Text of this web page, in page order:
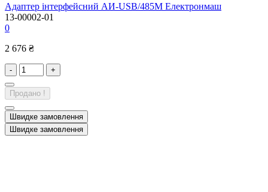
Адаптер інтерфейсний АИ-USB/485M Електронмаш
13-00002-01
0
2 676 ₴
- +
Продано !
Швидке замовлення
Швидке замовлення